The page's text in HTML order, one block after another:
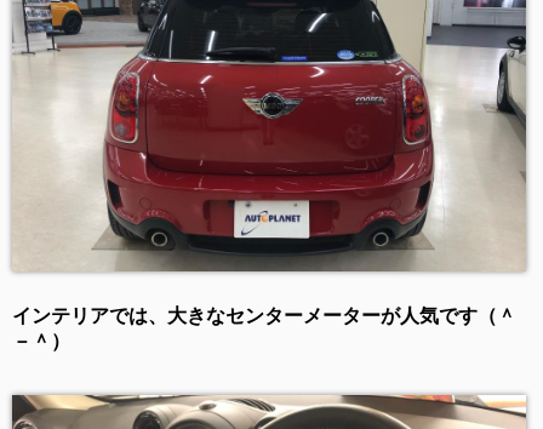
インテリアでは、大きなセンターメーターが人気です（＾
－＾）